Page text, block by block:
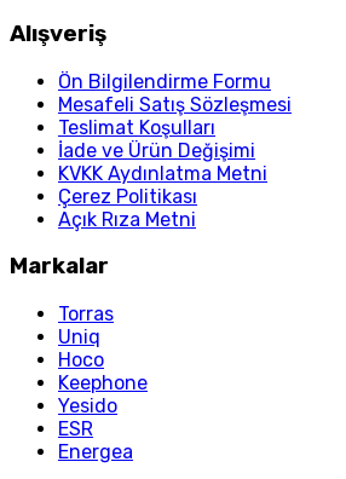
Alışveriş
Ön Bilgilendirme Formu
Mesafeli Satış Sözleşmesi
Teslimat Koşulları
İade ve Ürün Değişimi
KVKK Aydınlatma Metni
Çerez Politikası
Açık Rıza Metni
Markalar
Torras
Uniq
Hoco
Keephone
Yesido
ESR
Energea